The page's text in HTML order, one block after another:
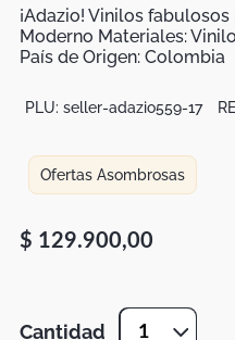
¡Adazio! Vinilos
Moderno Materiales:
País de Origen: Colombia
PLU: seller-adazio559-17
Ofertas Asombrosas
$ 129.900,00
Cantidad 1